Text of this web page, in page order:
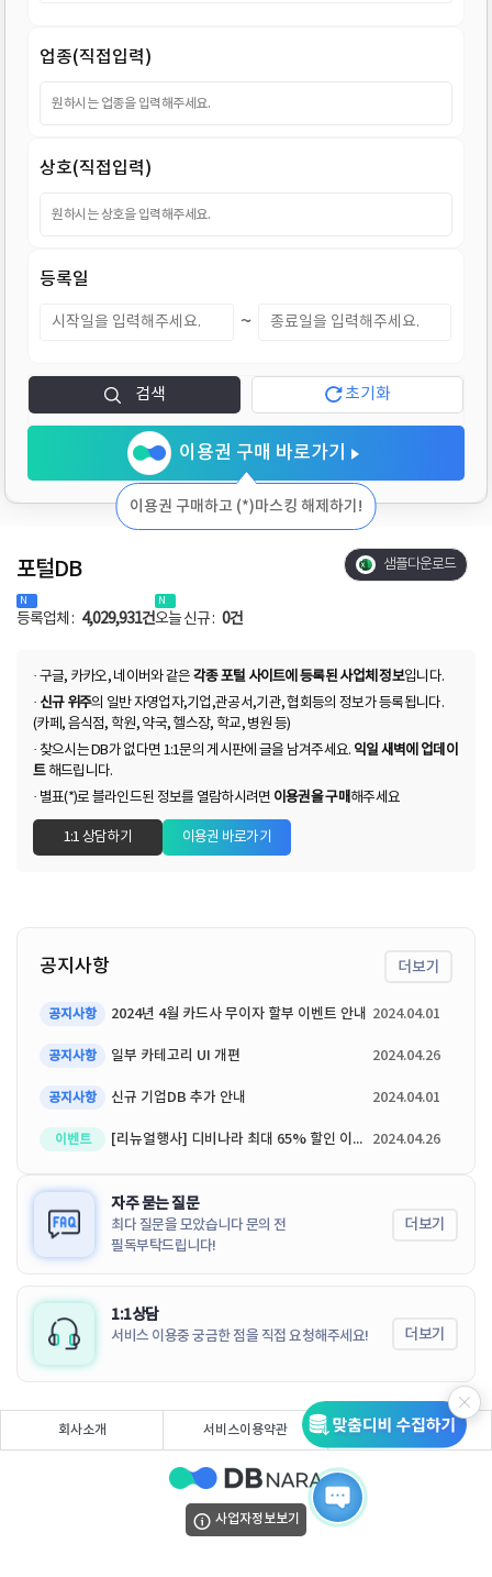
업종(직접입력)
상호(직접입력)
등록일
~
검색 초기화
이용권 구매 바로가기
이용권 구매하고 (*)마스킹 해제하기!
포털DB
등록업체 : 4,029,931건오늘 신규 : 0건
샘플다운로드
· 구글, 카카오, 네이버와 같은 각종 포털 사이트에 등록된 사업체 정보입니다.
· 신규 위주의 일반 자영업자,기업,관공서,기관, 협회등의 정보가 등록됩니다.
(카페, 음식점, 학원, 약국, 헬스장, 학교, 병원 등)
· 찾으시는 DB가 없다면 1:1문의 게시판에 글을 남겨주세요. 익일 새벽에 업데이
트해드립니다.
· 별표(*)로 블라인드된 정보를 열람하시려면 이용권을 구매 해주세요
1:1 상담하기 이용권 바로가기
공지사항 더보기
공지사항 2024년 4월 카드사 무이자 할부 이벤트 안내 2024.04.01
공지사항 일부 카테고리 UI 개편 2024.04.26
공지사항 신규 기업DB 추가 안내 2024.04.01
이벤트 [리뉴얼행사] 디비나라 최대 65% 할인 이벤트 2024.04.26
자주 묻는 질문
최다 질문을 모았습니다 문의 전
필독부탁드립니다!
더보기
1:1상담
서비스 이용중 궁금한 점을 직접 요청해주세요! 더보기
회사소개 서비스이용약관 개인정보처리방침
사업자정보보기